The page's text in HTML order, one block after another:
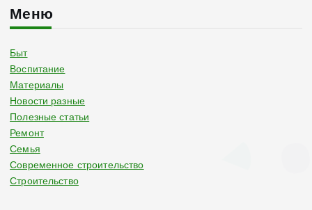
Меню
Быт
Воспитание
Материалы
Новости разные
Полезные статьи
Ремонт
Семья
Современное строительство
Строительство